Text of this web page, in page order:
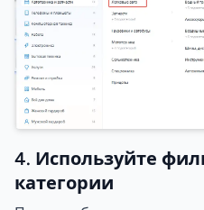
4. Используйте
категории